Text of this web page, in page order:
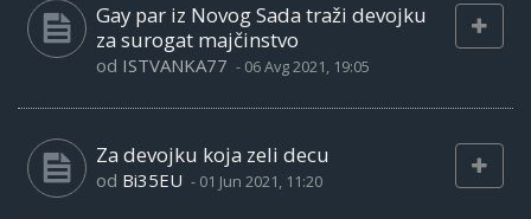
Gay par iz Novog Sada traži devojku
za surogat majčinstvo
od ISTVANKA77 - 06 Avg 2021, 19:05
Za devojku koja zeli decu
od Bi35EU - 01 Jun 2021, 11:20